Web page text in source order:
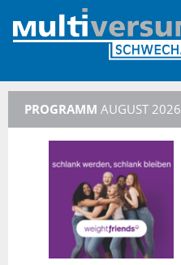
PROGRAMM AUGUST 2026